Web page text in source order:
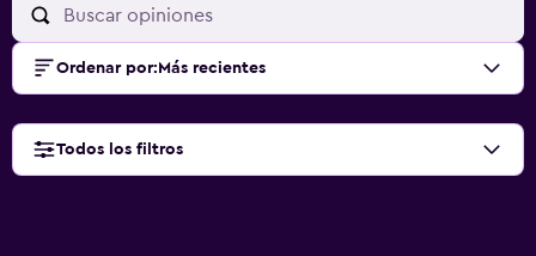
Ordenar por: Más recientes
Todos los filtros